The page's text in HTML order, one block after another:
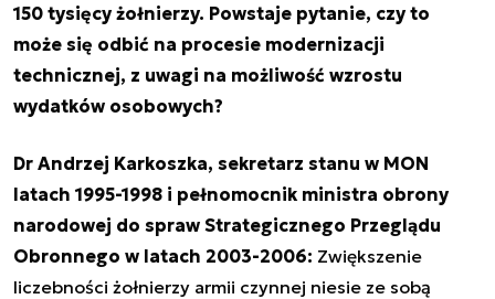
150 tysięcy żołnierzy. Powstaje pytanie, czy to
może się odbić na procesie modernizacji
technicznej, z uwagi na możliwość wzrostu
wydatków osobowych?
Dr Andrzej Karkoszka, sekretarz stanu w MON
latach 1995-1998 i pełnomocnik ministra obrony
narodowej do spraw Strategicznego Przeglądu
Obronnego w latach 2003-2006: Zwiększenie
liczebności żołnierzy armii czynnej niesie ze sobą